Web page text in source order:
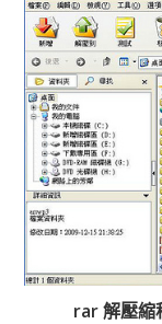
rar 解壓縮